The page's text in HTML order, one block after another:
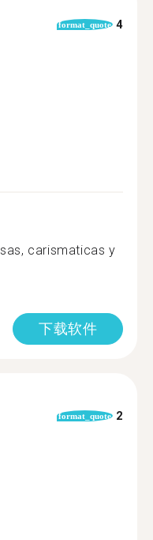
format_quote 4
carismaticas y
下载软件
format_quote 2